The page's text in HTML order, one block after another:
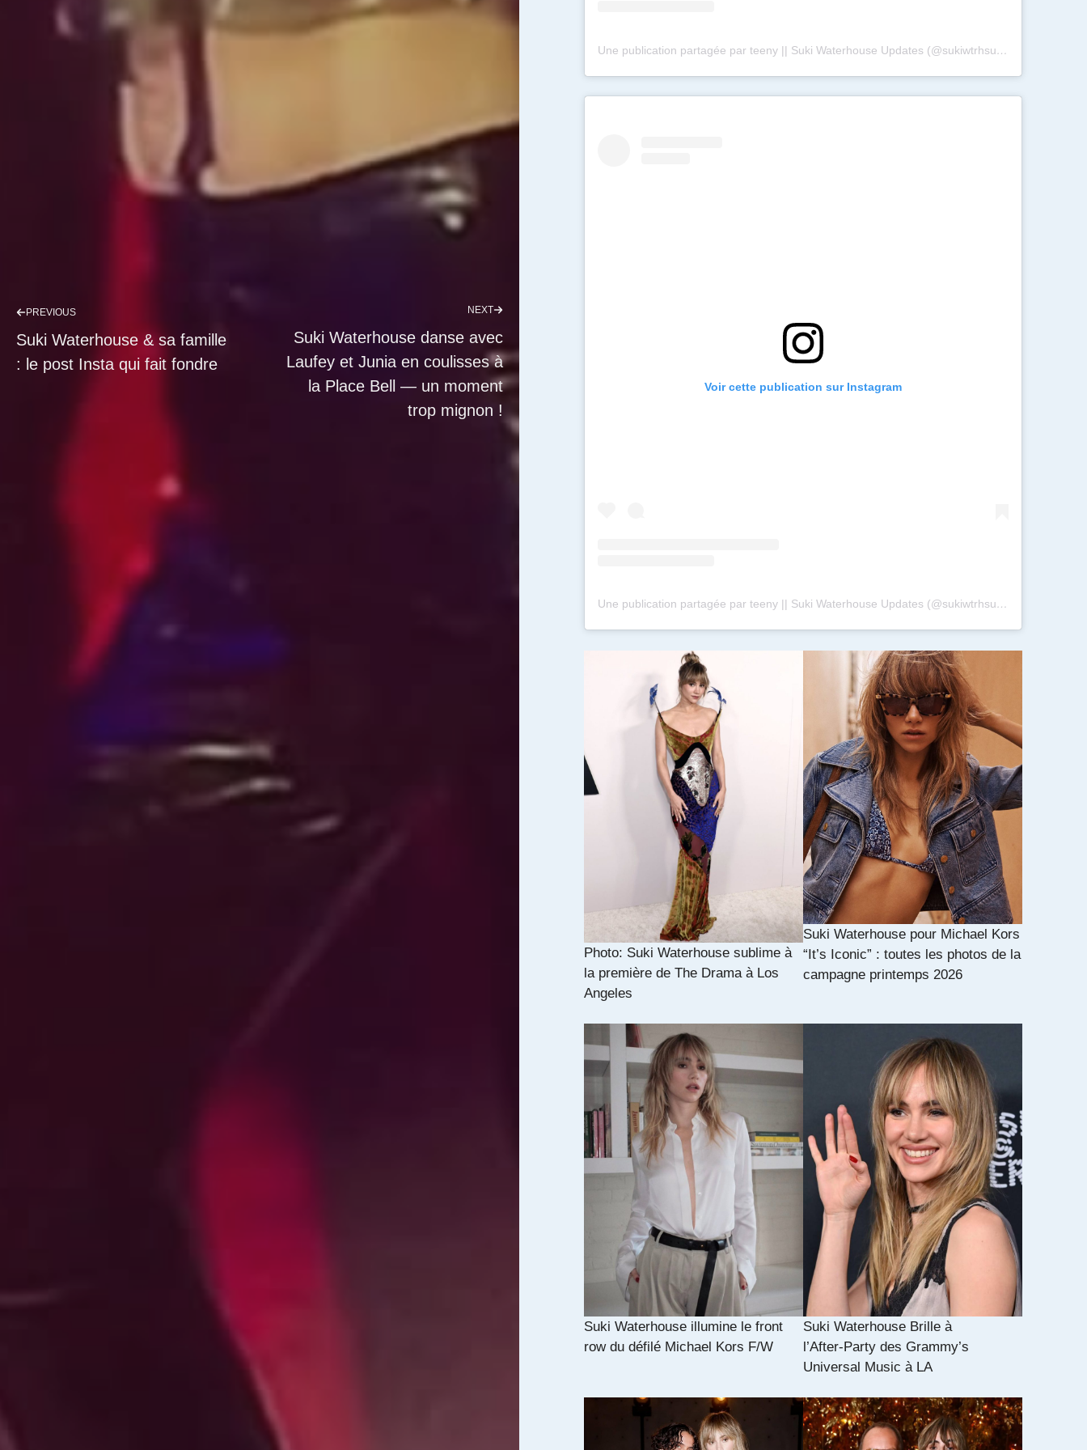
PREVIOUS
Suki Waterhouse & sa famille
: le post Insta qui fait fondre
NEXT
Suki Waterhouse danse avec
Laufey et Junia en coulisses à
la Place Bell — un moment
trop mignon !
Une publication partagée par teeny || Suki Waterhouse Updates (@sukiwtrhsupdates)
Voir cette publication sur Instagram
Une publication partagée par teeny || Suki Waterhouse Updates (@sukiwtrhsupdates)
Photo: Suki Waterhouse sublime à
la première de The Drama à Los
Angeles
Suki Waterhouse pour Michael Kors
“It’s Iconic” : toutes les photos de la
campagne printemps 2026
Suki Waterhouse illumine le front
row du défilé Michael Kors F/W
Suki Waterhouse Brille à
l’After‑Party des Grammy’s
Universal Music à LA